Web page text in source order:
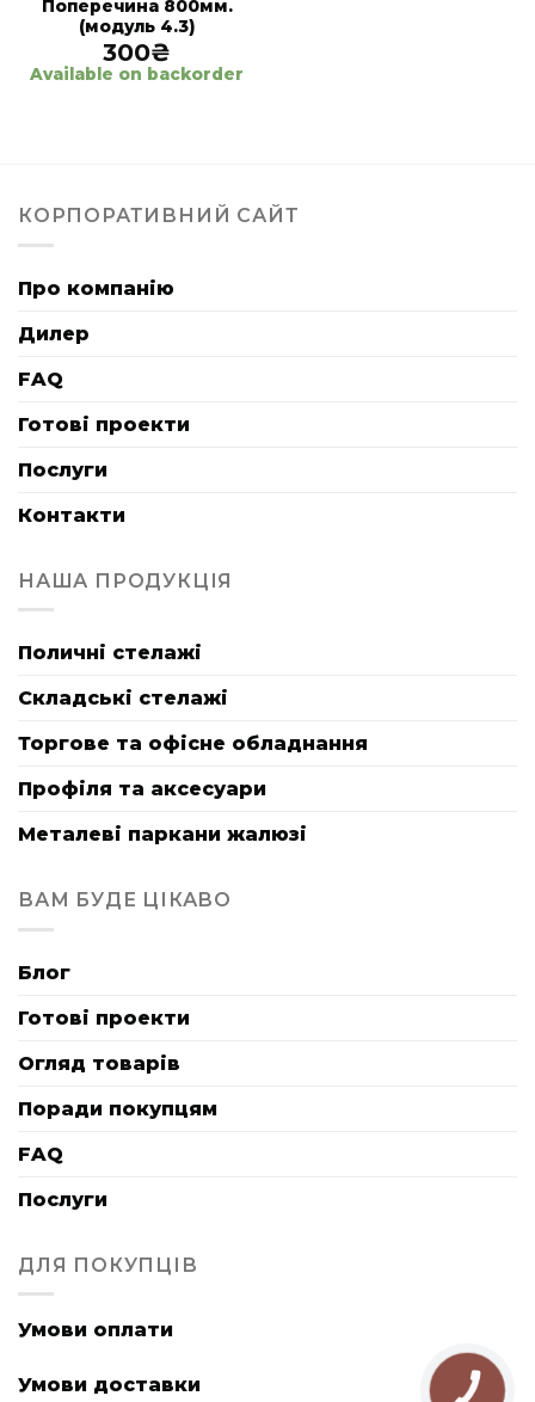
Поперечина 800мм.
(модуль 4.3)
300₴
Available on backorder
КОРПОРАТИВНИЙ САЙТ
Про компанію
Дилер
FAQ
Готові проекти
Послуги
Контакти
НАША ПРОДУКЦІЯ
Поличні стелажі
Складські стелажі
Торгове та офісне обладнання
Профіля та аксесуари
Металеві паркани жалюзі
ВАМ БУДЕ ЦІКАВО
Блог
Готові проекти
Огляд товарів
Поради покупцям
FAQ
Послуги
ДЛЯ ПОКУПЦІВ
Умови оплати
Умови доставки
КНОПКА
ЗВ'ЯЗКУ